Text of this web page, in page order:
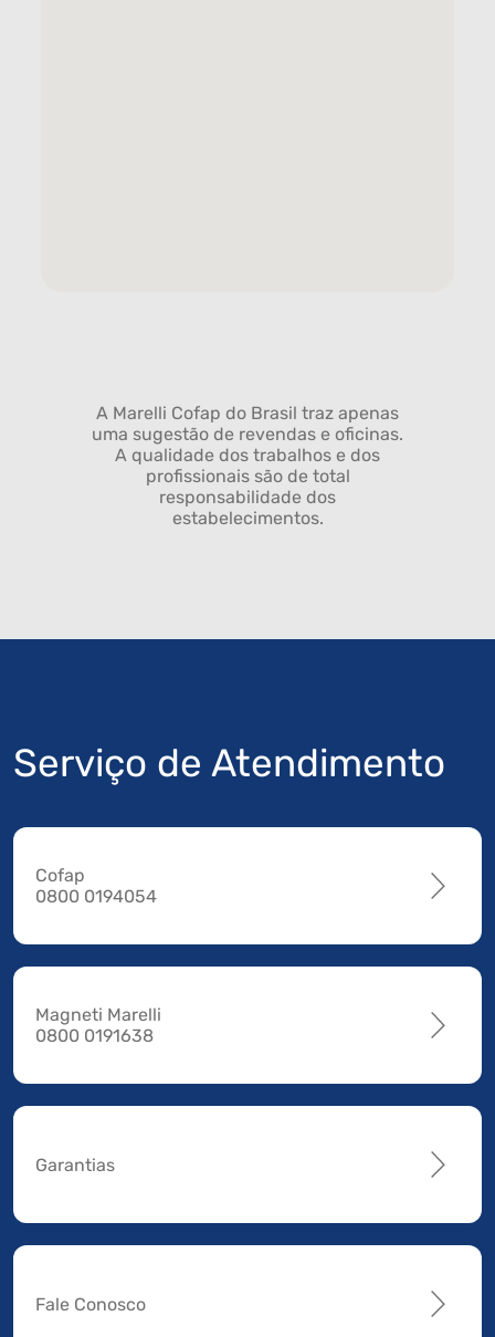
A Marelli Cofap do Brasil traz apenas
uma sugestão de revendas e oficinas.
A qualidade dos trabalhos e dos
profissionais são de total
responsabilidade dos
estabelecimentos.
Serviço de Atendimento
Cofap
0800 0194054
Magneti Marelli
0800 0191638
Garantias
Fale Conosco